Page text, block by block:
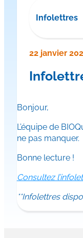
Infolettres
22 janvier
Bonjour,
L’équipe de
ne pas manquer.
Bonne lecture !
Consultez
**Infolettres